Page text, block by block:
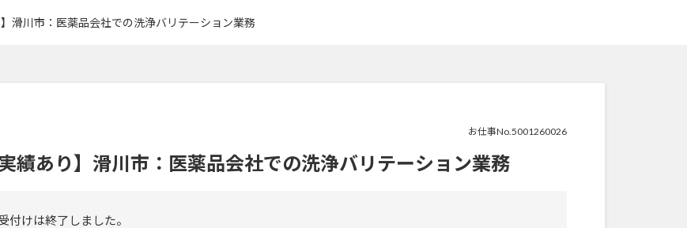
】滑川市：医薬品会社での洗浄バリテーション業務
お仕事No.5001260026
実績あり】滑川市：医薬品会社での洗浄バリテーション業務
付けは終了しました。